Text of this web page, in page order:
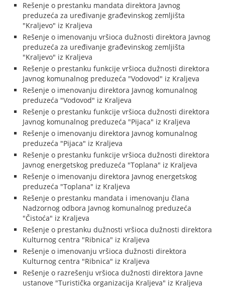
Rešenje o prestanku mandata direktora Javnog
preduzeća za uređivanje građevinskog zemljišta
"Kraljevo" iz Kraljeva
Rešenje o imenovanju vršioca dužnosti direktora Javnog
preduzeća za uređivanje građevinskog zemljišta
"Kraljevo" iz Kraljeva
Rešenje o prestanku funkcije vršioca dužnosti direktora
Javnog komunalnog preduzeća "Vodovod" iz Kraljeva
Rešenje o imenovanju direktora Javnog komunalnog
preduzeća "Vodovod" iz Kraljeva
Rešenje o prestanku funkcije vršioca dužnosti direktora
Javnog komunalnog preduzeća "Pijaca" iz Kraljeva
Rešenje o imenovanju direktora Javnog komunalnog
preduzeća "Pijaca" iz Kraljeva
Rešenje o prestanku funkcije vršioca dužnosti direktora
Javnog energetskog preduzeća "Toplana" iz Kraljeva
Rešenje o imenovanju direktora Javnog energetskog
preduzeća "Toplana" iz Kraljeva
Rešenje o prestanku mandata i imenovanju člana
Nadzornog odbora Javnog komunalnog preduzeća
"Čistoća" iz Kraljeva
Rešenje o prestanku dužnosti vršioca dužnosti direktora
Kulturnog centra "Ribnica" iz Kraljeva
Rešenje o imenovanju vršioca dužnosti direktora
Kulturnog centra "Ribnica" iz Kraljeva
Rešenje o razrešenju vršioca dužnosti direktora Javne
ustanove "Turistička organizacija Kraljeva" iz Kraljeva